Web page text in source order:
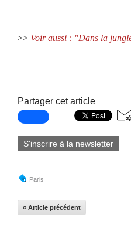
>> Voir aussi : "Dans la
Partager cet article
S'inscrire à la newsletter
Paris
« Article précédent